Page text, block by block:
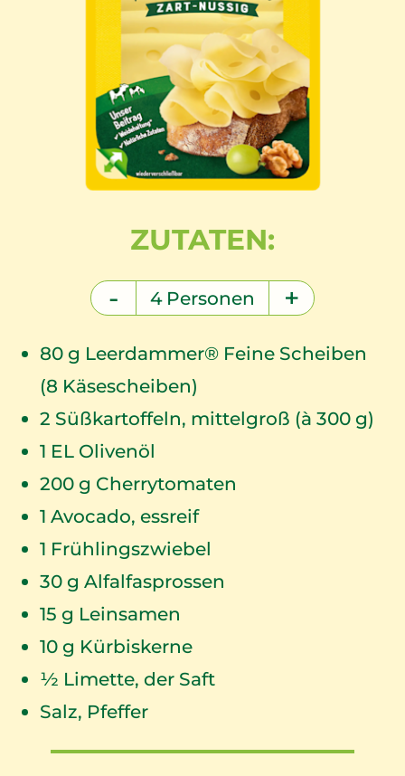
ZUTATEN:
- 4 Personen +
80g Leerdammer® Feine Scheiben
(8 Käsescheiben)
2 Süßkartoffeln, mittelgroß (à 300 g)
1 EL Olivenöl
200g Cherrytomaten
1 Avocado, essreif
1 Frühlingszwiebel
30g Alfalfasprossen
15 g Leinsamen
10g Kürbiskerne
½ Limette, der Saft
Salz, Pfeffer